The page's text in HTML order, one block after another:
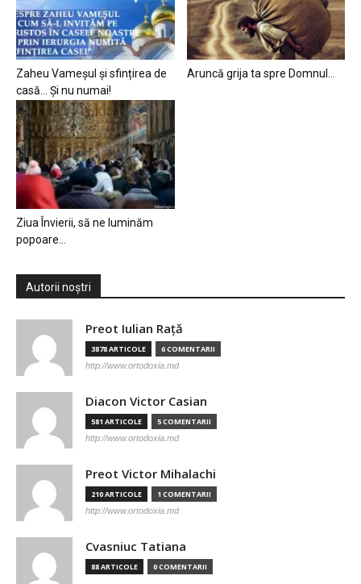
Zaheu Vameșul și sfințirea de
casă… Și nu numai!
Aruncă grija ta spre Domnul…
Ziua Învierii, să ne luminăm
popoare…
Autorii noștri
Preot Iulian Raţă
3878 ARTICOLE 6 COMENTARII
http://www.ortodoxia.md
Diacon Victor Casian
581 ARTICOLE 5 COMENTARII
http://www.ortodoxia.md
Preot Victor Mihalachi
210 ARTICOLE 1 COMENTARII
http://www.ortodoxia.md
Cvasniuc Tatiana
88 ARTICOLE 0 COMENTARII